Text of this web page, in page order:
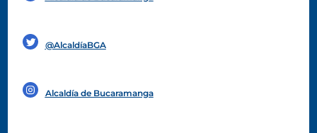
@AlcaldíaBGA
Alcaldía de Bucaramanga